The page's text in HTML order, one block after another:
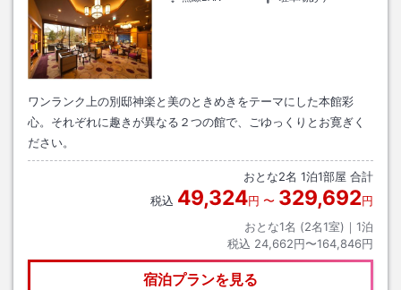
ワンランク上の別邸神楽と美のときめきをテーマにした本館彩
心。それぞれに趣きが異なる２つの館で、ごゆっくりとお寛ぎく
ださい。
おとな2名 1泊1部屋 合計
税込 49,324円 〜 329,692円
おとな1名 (2名1室)｜ 1泊
税込 24,662円〜164,846円
宿泊プランを見る